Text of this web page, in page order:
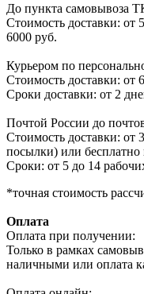
До пункта самовывоза
Стоимость доставки: от
6000 руб.
Курьером по
Стоимость доставки: от
Сроки доставки: от 2
Почтой России до
Стоимость доставки: от
посылки) или бесплатно
Сроки: от 5 до 14
*точная стоимость
Оплата
Оплата при получении:
Только в рамках
наличными или оплата